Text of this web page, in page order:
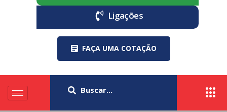
Ligações
FAÇA UMA COTAÇÃO